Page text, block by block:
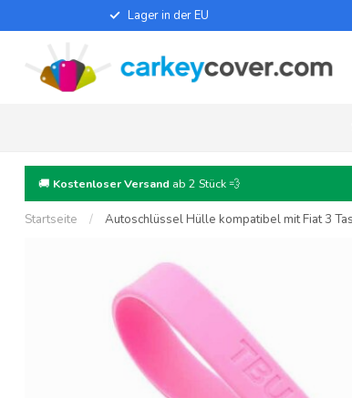
Lager in der EU
🚚 Kostenloser Versand ab 2 Stück 💨
Startseite / Autoschlüssel Hülle kompatibel mit Fiat 3